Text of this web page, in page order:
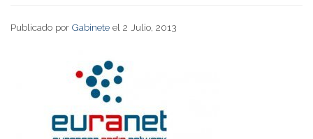
Publicado por Gabinete el 2 Julio, 2013